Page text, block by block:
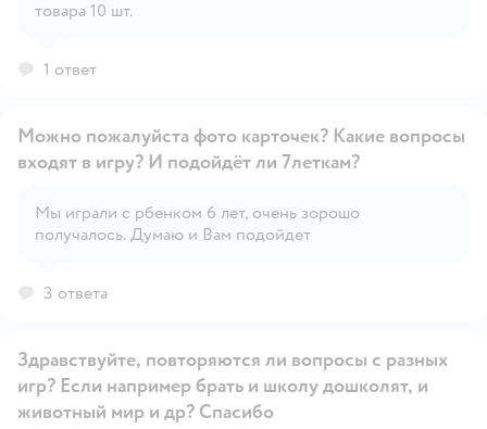
товара 10 шт.
1 ответ
Открыть вопрос
Можно пожалуйста фото карточек? Какие вопросы
входят в игру? И подойдёт ли 7леткам?
Мы играли с рбенком 6 лет, очень зорошо
получалось. Думаю и Вам подойдет
3 ответа
Здравствуйте, повторяются ли вопросы с разных
игр? Если например брать и школу дошколят, и
животный мир и др? Спасибо